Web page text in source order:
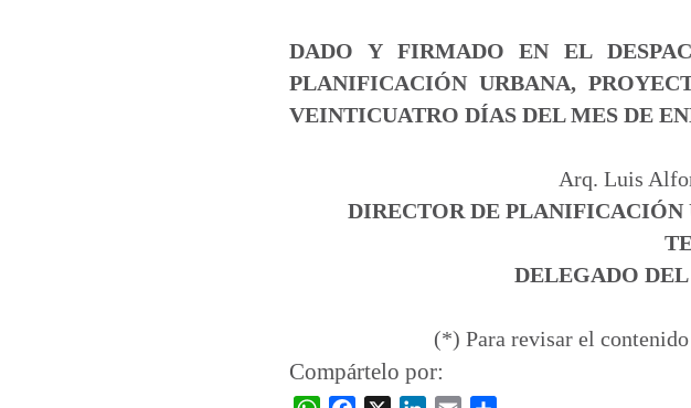
DADO Y FIRMADO EN EL
PLANIFICACIÓN URBANA,
VEINTICUATRO DÍAS DEL MES DE
Arq. Luis
DIRECTOR DE PLANIFICACIÓN
DELEGADO
(*) Para revisar el
Compártelo por: